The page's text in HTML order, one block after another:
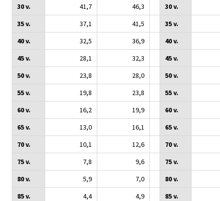
30 v.
41,7 46,3
30 v.
35 v.
37,1 41,5
35 v.
40 v.
32,5 36,9
40 v.
45 v.
28,1 32,3
45 v.
50 v.
23,8 28,0
50 v.
55 v.
19,8 23,8
55 v.
60 v.
16,2 19,9
60 v.
65 v.
13,0 16,1
65 v.
70 v.
10,1 12,6
70 v.
75 v.
7,8 9,6
75 v.
80 v.
5,9 7,0
80 v.
85 v.
4,4 4,9 85 v.